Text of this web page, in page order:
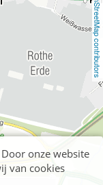
OpenStreetMap contributors
onze website
van cookies